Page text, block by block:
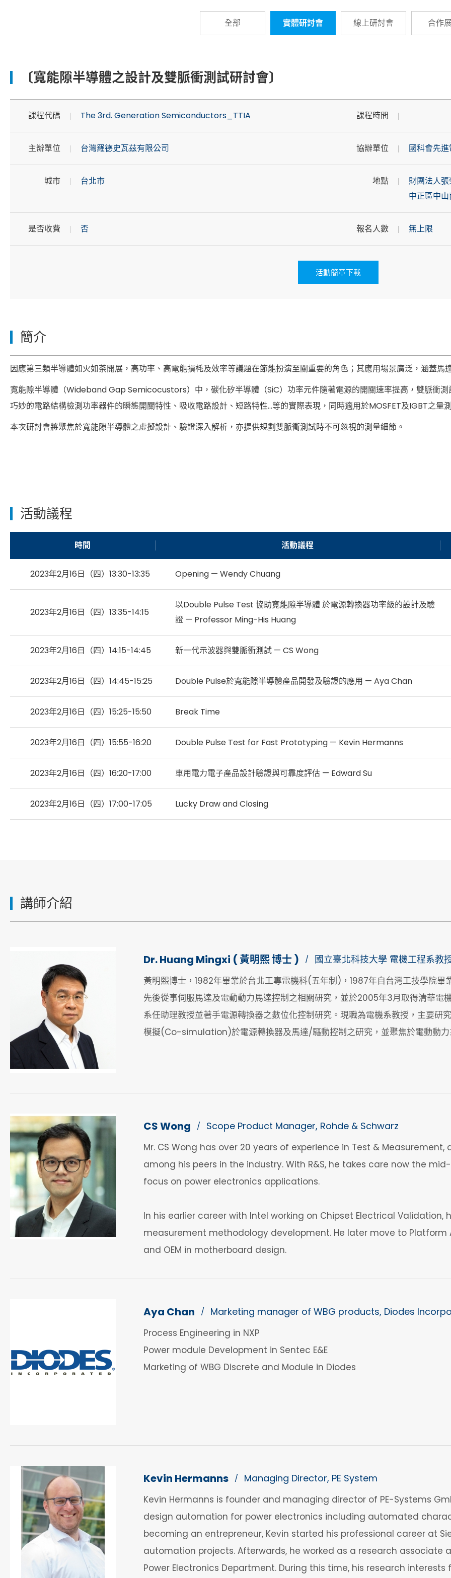
全部 實體研討會 線上研討會 合作
〔寬能隙半導體之設計及雙脈衝測試研討會〕
課程代碼 The 3rd. Generation Semiconductors_TTIA 課程時間
主辦單位 台灣羅德史瓦茲有限公司 協辦單位 國科會先
城市 台北市 地點
財團法人
中正區中山
是否收費 否 報名人數 無上限
活動簡章下載
簡介
因應第三類半導體如火如荼開展，高功率、高電能損枆及效率等議題在節能扮演至關重要的角色；其應用場景廣泛，涵蓋
寬能隙半導體（Wideband Gap Semicocustors）中，碳化矽半導體（SiC）功率元件隨著電源的開關速率提高，雙脈衝
巧妙的電路結構檢測功率器件的瞬態開關特性、吸收電路設計、短路特性…等的實際表現，同時適用於MOSFET及IGBT之量
本次研討會將聚焦於寬能隙半導體之虛擬設計、驗證深入解析，亦提供規劃雙脈衝測試時不可忽視的測量細節。
活動議程
時間 活動議程
2023年2月16日（四）13:30-13:35 Opening — Wendy Chuang
2023年2月16日（四）13:35-14:15
以Double Pulse Test 協助寬能隙半導體 於電源轉換器功率級的設計及驗
證 — Professor Ming-His Huang
2023年2月16日（四）14:15-14:45 新一代示波器與雙脈衝測試 — CS Wong
2023年2月16日（四）14:45-15:25 Double Pulse於寬能隙半導體產品開發及驗證的應用 — Aya Chan
2023年2月16日（四）15:25-15:50 Break Time
2023年2月16日（四）15:55-16:20 Double Pulse Test for Fast Prototyping — Kevin Hermanns
2023年2月16日（四）16:20-17:00 車用電力電子產品設計驗證與可靠度評估 — Edward Su
2023年2月16日（四）17:00-17:05 Lucky Draw and Closing
講師介紹
Dr. Huang Mingxi ( 黃明熙 博士 ) / 國立臺北科技大學 電機工程系教
黃明熙博士，1982年畢業於台北工專電機科(五年制)，1987年自台灣工技學院
先後從事伺服馬達及電動動力馬達控制之相關研究，並於2005年3月取得清華
系任助理教授並著手電源轉換器之數位化控制研究。現職為電機系教授，主要研
模擬(Co-simulation)於電源轉換器及馬達/驅動控制之研究，並聚焦於電動動力
CS Wong / Scope Product Manager, Rohde & Schwarz
Mr. CS Wong has over 20 years of experience in Test &
among his peers in the industry. With R&S, he takes care now the
focus on power electronics applications.
In his earlier career with Intel working on Chipset Electrical Validation,
measurement methodology development. He later move to Platform
and OEM in motherboard design.
Aya Chan / Marketing manager of WBG products, Diodes
Process Engineering in NXP
Power module Development in Sentec E&E
Marketing of WBG Discrete and Module in Diodes
Kevin Hermanns / Managing Director, PE System
Kevin Hermanns is founder and managing director of PE-Systems
design automation for power electronics including automated
becoming an entrepreneur, Kevin started his professional career at
automation projects. Afterwards, he worked as a research associate
Power Electronics Department. During this time, his research